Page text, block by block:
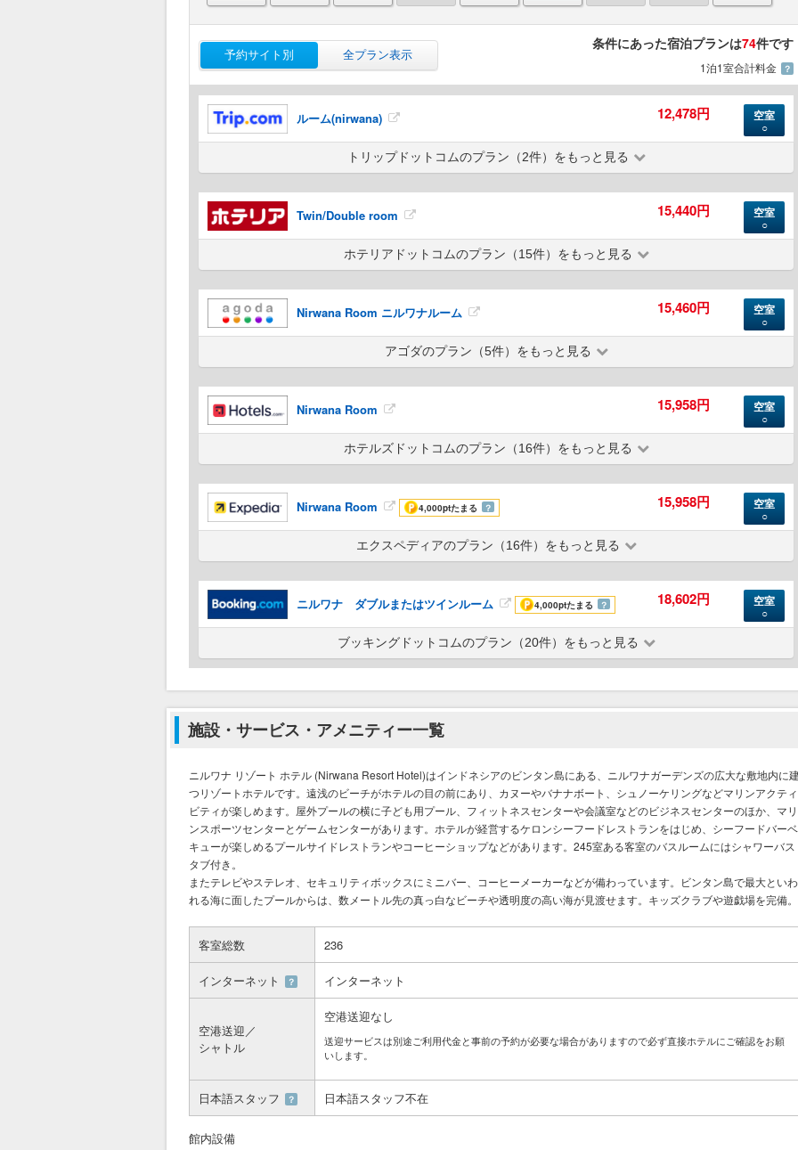
予約サイト別 全プラン表示
条件にあった宿泊プランは74件です
1泊1室合計料金 ？
ルーム(nirwana) 12,478円 空室
○
トリップドットコムのプラン（2件）をもっと見る
Twin/Double room 15,440円 空室
○
ホテリアドットコムのプラン（15件）をもっと見る
Nirwana Room ニルワナルーム 15,460円 空室
○
アゴダのプラン（5件）をもっと見る
Nirwana Room 15,958円 空室
○
ホテルズドットコムのプラン（16件）をもっと見る
Nirwana Room 4,000ptたまる ？ 15,958円 空室
○
エクスペディアのプラン（16件）をもっと見る
ニルワナ ダブルまたはツインルーム 4,000ptたまる ？ 18,602円 空室
○
ブッキングドットコムのプラン（20件）をもっと見る
施設・サービス・アメニティー一覧
ニルワナ リゾート ホテル (Nirwana Resort Hotel)はインドネシアのビンタン島にある、ニルワナガーデンズの広大な敷地内に
つリゾートホテルです。遠浅のビーチがホテルの目の前にあり、カヌーやバナナボート、シュノーケリングなどマリンアクティ
ビティが楽しめます。屋外プールの横に子ども用プール、フィットネスセンターや会議室などのビジネスセンターのほか、マリ
ンスポーツセンターとゲームセンターがあります。ホテルが経営するケロンシーフードレストランをはじめ、シーフードバーベ
キューが楽しめるプールサイドレストランやコーヒーショップなどがあります。245室ある客室のバスルームにはシャワーバス
タブ付き。
またテレビやステレオ、セキュリティボックスにミニバー、コーヒーメーカーなどが備わっています。ビンタン島で最大といわ
れる海に面したプールからは、数メートル先の真っ白なビーチや透明度の高い海が見渡せます。キッズクラブや遊戯場を完備。
客室総数 236
インターネット ？ インターネット
空港送迎／
シャトル
空港送迎なし
送迎サービスは別途ご利用代金と事前の予約が必要な場合がありますので必ず直接ホテルにご確認をお願
いします。
日本語スタッフ ？ 日本語スタッフ不在
館内設備